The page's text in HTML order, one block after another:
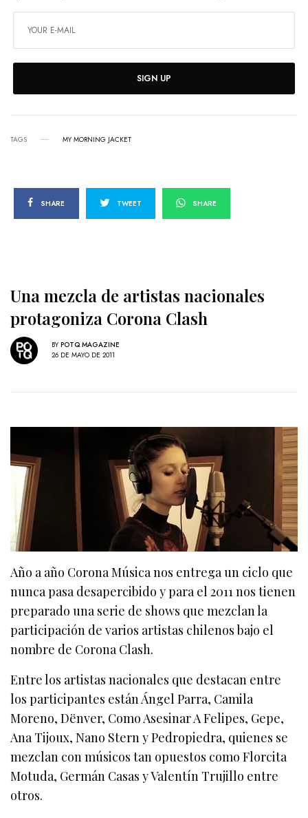
SIGN UP
TAGS MY MORNING JACKET
SHARE TWEET SHARE
Una mezcla de artistas nacionales
protagoniza Corona Clash
BY POTQ MAGAZINE
26 DE MAYO DE 2011
Año a año Corona Música nos entrega un ciclo que
nunca pasa desapercibido y para el 2011 nos tienen
preparado una serie de shows que mezclan la
participación de varios artistas chilenos bajo el
nombre de Corona Clash.
Entre los artistas nacionales que destacan entre
los participantes están Ángel Parra, Camila
Moreno, Dënver, Como Asesinar A Felipes, Gepe,
Ana Tijoux, Nano Stern y Pedropiedra, quienes se
mezclan con músicos tan opuestos como Florcita
Motuda, Germán Casas y Valentín Trujillo entre
otros.